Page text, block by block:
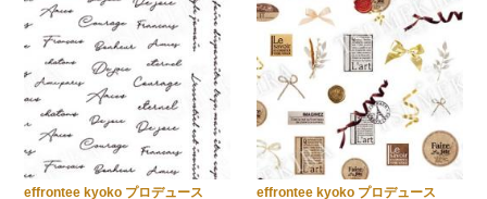
effrontee kyoko プロデュース
effrontee kyoko プロデュース